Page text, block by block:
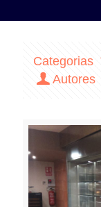
Categorias
Autores